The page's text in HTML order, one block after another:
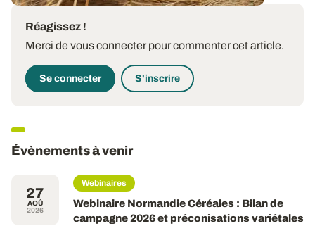
Réagissez !
Merci de vous connecter pour commenter cet article.
Se connecter S'inscrire
Évènements à venir
27
AOÛ
2026
Webinaires
Webinaire Normandie Céréales : Bilan de
campagne 2026 et préconisations variétales